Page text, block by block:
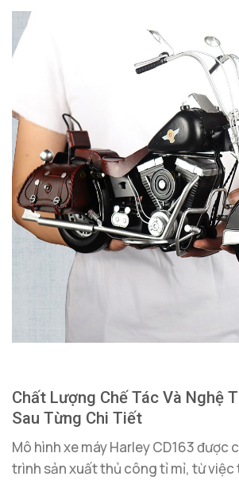
Chất Lượng Chế Tác Và Nghệ
Sau Từng Chi Tiết
Mô hình xe máy Harley CD163 được
trình sản xuất thủ công tỉ mỉ, từ việc